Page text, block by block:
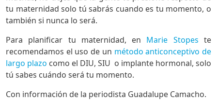
tu maternidad solo tú sabrás cuando es tu momento, o
también si nunca lo será.
Para planificar tu maternidad, en Marie Stopes te
recomendamos el uso de un método anticonceptivo de
largo plazo como el DIU, SIU o implante hormonal, solo
tú sabes cuándo será tu momento.
Con información de la periodista Guadalupe Camacho.